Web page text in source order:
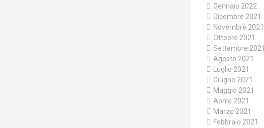
Gennaio 2022
Dicembre 2021
Novembre 2021
Ottobre 2021
Settembre 2021
Agosto 2021
Luglio 2021
Giugno 2021
Maggio 2021
Aprile 2021
Marzo 2021
Febbraio 2021